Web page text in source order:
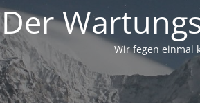
Der
Wir fegen einmal